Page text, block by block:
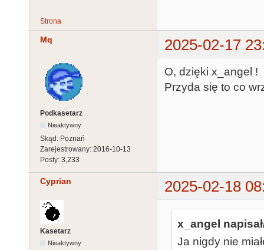
Strona
Mq 2025-02-17
Podkasetarz
Nieaktywny
Skąd: Poznań
Zarejestrowany: 2016-10-13
Posty: 3,233
O, dzięki x_angel !
Przyda się to co
Cyprian 2025-02-18
Kasetarz
Nieaktywny
x_angel
Ja nigdy nie